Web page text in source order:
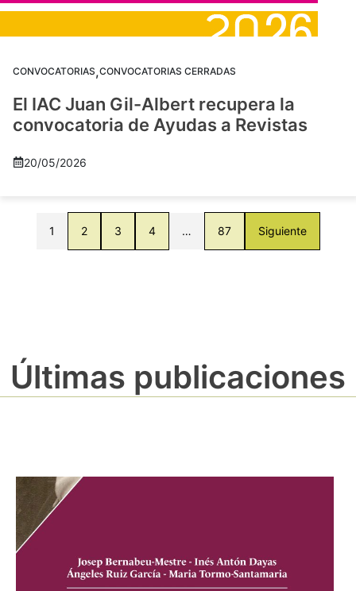
CONVOCATORIAS,CONVOCATORIAS CERRADAS
El IAC Juan Gil-Albert recupera la
convocatoria de Ayudas a Revistas
20/05/2026
1 2 3 4 … 87 Siguiente
Últimas publicaciones